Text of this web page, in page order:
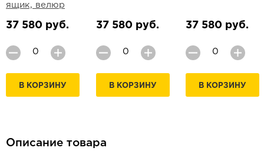
ящик, велюр
37 580 руб.
В КОРЗИНУ
37 580 руб.
В КОРЗИНУ
37 580 руб.
В КОРЗИНУ
Описание товара